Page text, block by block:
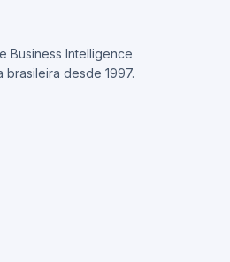
Business Intelligence
desde 1997.